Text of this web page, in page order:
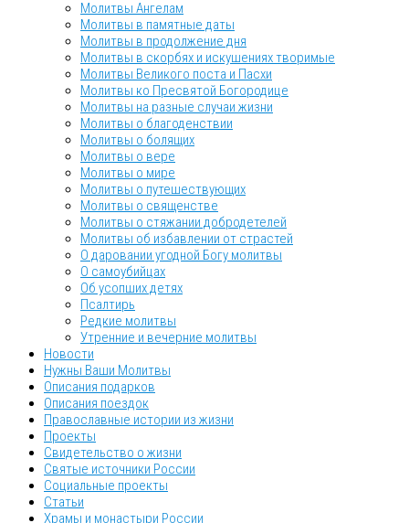
Молитвы Ангелам
Молитвы в памятные даты
Молитвы в продолжение дня
Молитвы в скорбях и искушениях творимые
Молитвы Великого поста и Пасхи
Молитвы ко Пресвятой Богородице
Молитвы на разные случаи жизни
Молитвы о благоденствии
Молитвы о болящих
Молитвы о вере
Молитвы о мире
Молитвы о путешествующих
Молитвы о священстве
Молитвы о стяжании добродетелей
Молитвы об избавлении от страстей
О даровании угодной Богу молитвы
О самоубийцах
Об усопших детях
Псалтирь
Редкие молитвы
Утренние и вечерние молитвы
Новости
Нужны Ваши Молитвы
Описания подарков
Описания поездок
Православные истории из жизни
Проекты
Свидетельство о жизни
Святые источники России
Социальные проекты
Статьи
Храмы и монастыри России